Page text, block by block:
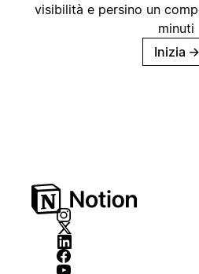
visibilità e persino un
minuti
Inizia →